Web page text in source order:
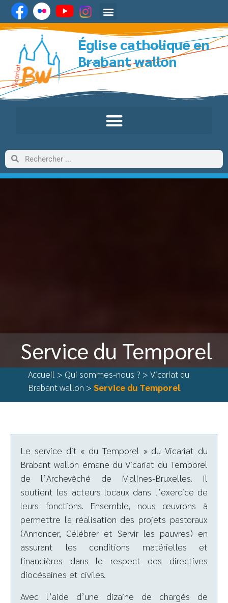
Église catholique en
Brabant wallon
Service du Temporel
Accueil > Qui sommes-nous ? > Vicariat du
Brabant wallon > Service du Temporel
Le service dit « du Temporel » du Vicariat du
Brabant wallon émane du Vicariat du Temporel
de l’Archevêché de Malines-Bruxelles. Il
soutient les acteurs locaux dans l’exercice de
leurs fonctions. Ensemble, nous œuvrons à
permettre la réalisation des projets pastoraux
(Annoncer, Célébrer et Servir les pauvres) en
assurant les conditions matérielles et
financières dans le respect des directives
diocésaines et civiles.
Avec l’aide d’une dizaine de chargés de